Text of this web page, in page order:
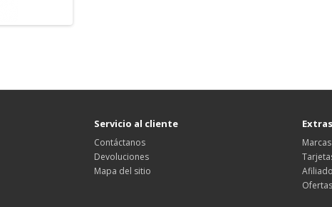
Servicio al cliente
Contáctanos
Devoluciones
Mapa del sitio
Extras
Marcas
Afiliado